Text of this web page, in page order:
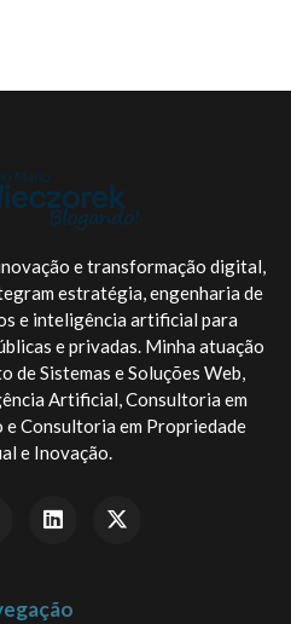
e transformação digital,
estratégia, engenharia de
e inteligência artificial para
e privadas. Minha atuação
de Sistemas e Soluções Web,
Artificial, Consultoria em
Consultoria em Propriedade
e Inovação.